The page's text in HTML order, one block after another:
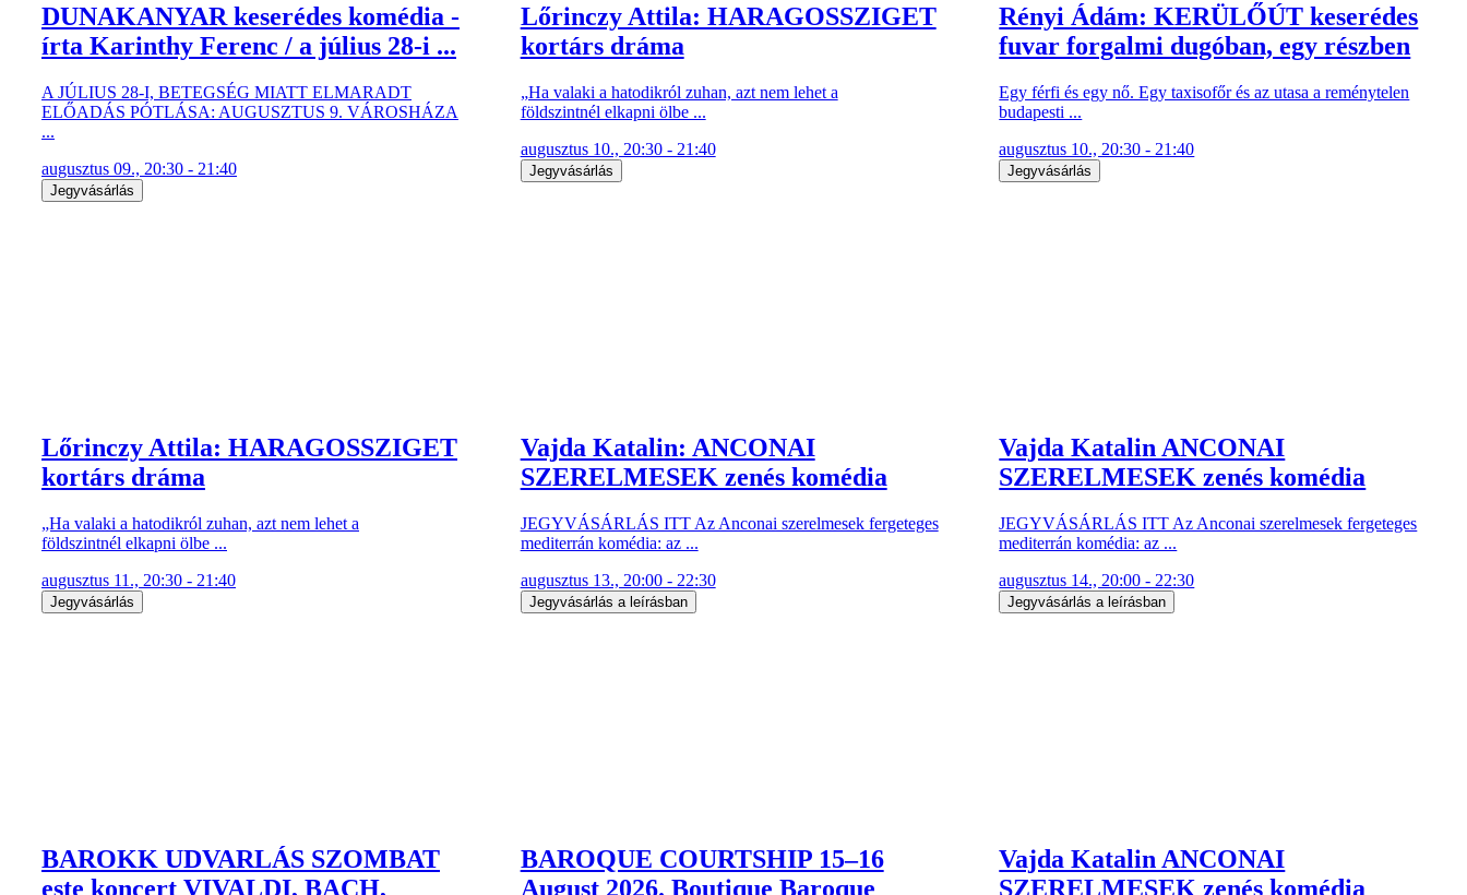
DUNAKANYAR keserédes komédia -
írta Karinthy Ferenc / a július 28-i ...
A JÚLIUS 28-I, BETEGSÉG MIATT ELMARADT
ELŐADÁS PÓTLÁSA: AUGUSZTUS 9. VÁROSHÁZA
...
augusztus 09., 20:30 - 21:40
Jegyvásárlás
Lőrinczy Attila: HARAGOSSZIGET
kortárs dráma
„Ha valaki a hatodikról zuhan, azt nem lehet a
földszintnél elkapni ölbe ...
augusztus 10., 20:30 - 21:40
Jegyvásárlás
Rényi Ádám: KERÜLŐÚT keserédes
fuvar forgalmi dugóban, egy részben
Egy férfi és egy nő. Egy taxisofőr és az utasa a reménytelen
budapesti ...
augusztus 10., 20:30 - 21:40
Jegyvásárlás
Lőrinczy Attila: HARAGOSSZIGET
kortárs dráma
„Ha valaki a hatodikról zuhan, azt nem lehet a
földszintnél elkapni ölbe ...
augusztus 11., 20:30 - 21:40
Jegyvásárlás
Vajda Katalin: ANCONAI
SZERELMESEK zenés komédia
JEGYVÁSÁRLÁS ITT Az Anconai szerelmesek fergeteges
mediterrán komédia: az ...
augusztus 13., 20:00 - 22:30
Jegyvásárlás a leírásban
Vajda Katalin ANCONAI
SZERELMESEK zenés komédia
JEGYVÁSÁRLÁS ITT Az Anconai szerelmesek fergeteges
mediterrán komédia: az ...
augusztus 14., 20:00 - 22:30
Jegyvásárlás a leírásban
BAROKK UDVARLÁS SZOMBAT
este koncert VIVALDI, BACH,
BAROQUE COURTSHIP 15–16
August 2026. Boutique Baroque
Vajda Katalin ANCONAI
SZERELMESEK zenés komédia